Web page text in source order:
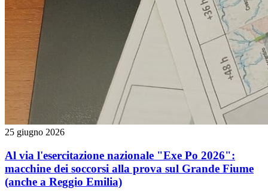
25 giugno 2026
Al via l'esercitazione nazionale "Exe Po 2026":
macchine dei soccorsi alla prova sul Grande Fiume
(anche a Reggio Emilia)